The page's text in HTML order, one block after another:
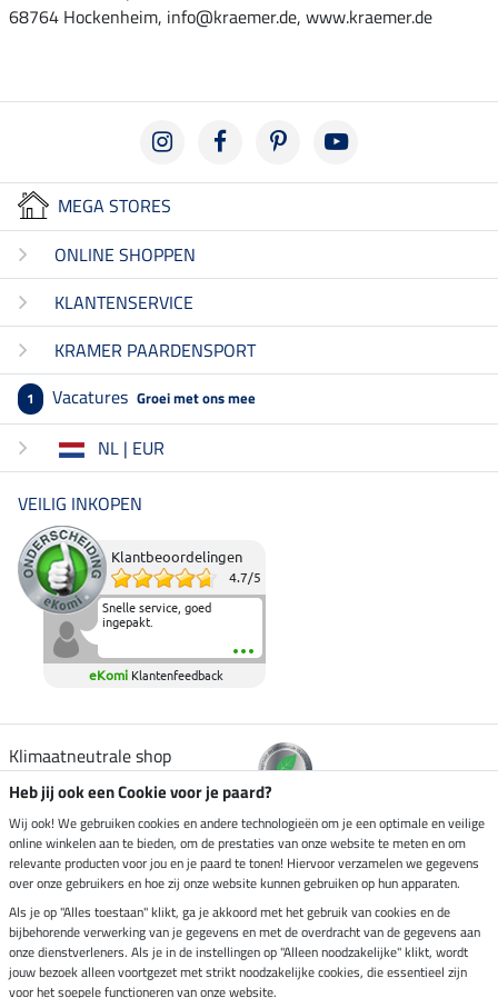
68764 Hockenheim, info@kraemer.de, www.kraemer.de
MEGA STORES
ONLINE SHOPPEN
KLANTENSERVICE
KRAMER PAARDENSPORT
1 Vacatures Groei met ons mee
NL | EUR
VEILIG INKOPEN
Klantbeoordelingen
4.7/5
Snelle service, goed
ingepakt.
eKomi Klantenfeedback
Klimaatneutrale shop
Verzending per
Veilig betalen met
Heb jij ook een Cookie voor je paard?
Wij ook! We gebruiken cookies en andere technologieën om je een optimale en veilige
online winkelen aan te bieden, om de prestaties van onze website te meten en om
relevante producten voor jou en je paard te tonen! Hiervoor verzamelen we gegevens
over onze gebruikers en hoe zij onze website kunnen gebruiken op hun apparaten.
Als je op "Alles toestaan" klikt, ga je akkoord met het gebruik van cookies en de
bijbehorende verwerking van je gegevens en met de overdracht van de gegevens aan
onze dienstverleners. Als je in de instellingen op "Alleen noodzakelijke" klikt, wordt
jouw bezoek alleen voortgezet met strikt noodzakelijke cookies, die essentieel zijn
voor het soepele functioneren van onze website.